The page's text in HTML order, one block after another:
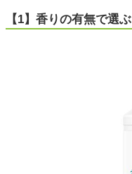
【1】香りの有無で選ぶ